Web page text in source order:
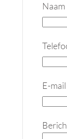
Naam
E-